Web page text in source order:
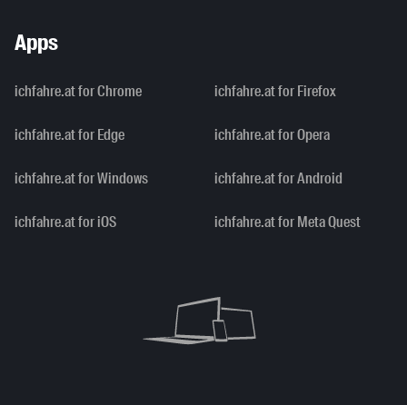
Apps
ichfahre.at for Chrome ichfahre.at for Firefox
ichfahre.at for Edge ichfahre.at for Opera
ichfahre.at for Windows ichfahre.at for Android
ichfahre.at for iOS ichfahre.at for Meta Quest